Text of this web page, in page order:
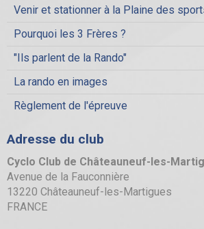
Venir et stationner à la Plaine des
Pourquoi les 3 Frères ?
"Ils parlent de la Rando"
La rando en images
Règlement de l'épreuve
Adresse du club
Cyclo Club de Châteauneuf-les-
Avenue de la Fauconnière
13220 Châteauneuf-les-Martigues
FRANCE